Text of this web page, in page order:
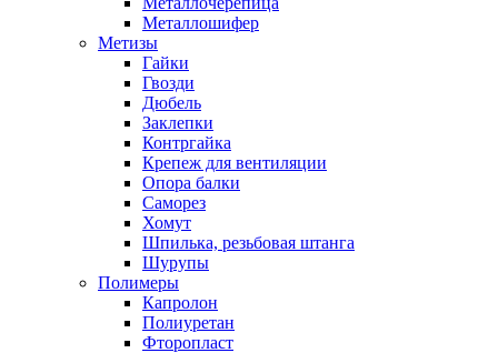
Металлошифер
Метизы
Гайки
Гвозди
Дюбель
Заклепки
Контргайка
Крепеж для вентиляции
Опора балки
Саморез
Хомут
Шпилька, резьбовая штанга
Шурупы
Полимеры
Капролон
Полиуретан
Фторопласт